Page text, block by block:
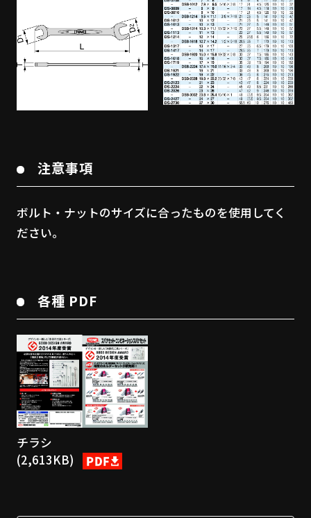
注意事項
ボルト・ナットのサイズに合ったものを使用してく
ださい。
各種 PDF
チラシ
(2,613KB)